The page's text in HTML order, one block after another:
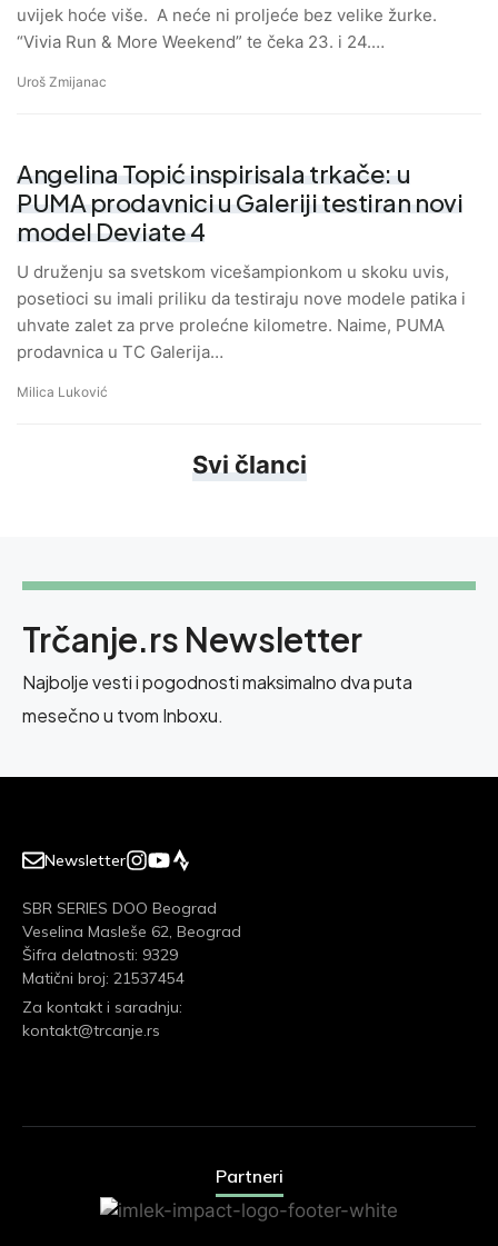
uvijek hoće više. A neće ni proljeće bez velike žurke.
“Vivia Run & More Weekend” te čeka 23. i 24.…
Uroš Zmijanac
Angelina Topić inspirisala trkače: u
PUMA prodavnici u Galeriji testiran novi
model Deviate 4
U druženju sa svetskom vicešampionkom u skoku uvis,
posetioci su imali priliku da testiraju nove modele patika i
uhvate zalet za prve prolećne kilometre. Naime, PUMA
prodavnica u TC Galerija…
Milica Luković
Svi članci
Trčanje.rs Newsletter
Najbolje vesti i pogodnosti maksimalno dva puta
mesečno u tvom Inboxu.
Newsletter
SBR SERIES DOO Beograd
Veselina Masleše 62, Beograd
Šifra delatnosti: 9329
Matični broj: 21537454
Za kontakt i saradnju:
kontakt@trcanje.rs
Partneri